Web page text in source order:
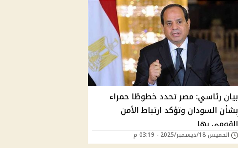
بيان رئاسي: مصر تحدد خطوطًا حمراء
بشأن السودان وتؤكد ارتباط الأمن
القومي بها
الخميس 18/ديسمبر/2025 - 03:19 م